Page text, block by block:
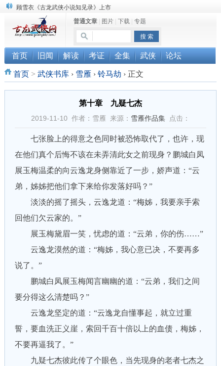
《古龙小说原貌探究》修订版已上市
普通文章| 图片| 下载| 专题
首页 旧闻 解读 考证 全集 武侠 论坛
首页> 武侠书库 › 雪雁 › 铃马劫 ›正文
第十章 九疑七杰
2019-11-10 作者：雪雁 来源： 雪雁作品集点击：
七张脸上的得意之色同时被恐怖取代了，也许，现
在他们真个后悔不该在未弄清此女之前现身？鹏城白凤
展玉梅温柔的向云逸龙身侧靠近了一步，娇声道：“云
弟，姊姊把他们拿下来给你发落好吗？”
淡淡的摇了摇头，云逸龙道：“梅姊，我要亲手索
回他们欠云家的。”
展玉梅黛眉一笑，忧虑的道：“云弟，你的伤……”
云逸龙漠然的道：“梅姊，我心意已决，不要再多
说了。”
鹏城白凤展玉梅闻言幽幽的道：“云弟，我们之间
要分得这么清楚吗？”
云逸龙坚定的道：“云逸龙自懂事起，就立过重
誓，要血洗正义崖，索回千百十倍以上的血债，梅姊，
不要再逼我了。”
九疑七杰彼此传了个眼色，当先现身的老者七杰之